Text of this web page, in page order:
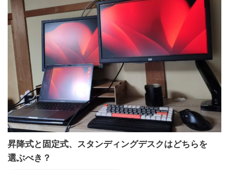
昇降式と固定式、スタンディングデスクはどちらを
選ぶべき？